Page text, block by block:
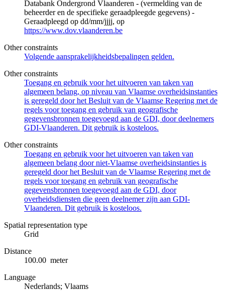
Databank Ondergrond Vlaanderen - (vermelding van de
beheerder en de specifieke geraadpleegde gegevens) -
Geraadpleegd op dd/mm/jjjj, op
https://www.dov.vlaanderen.be
Other constraints
Volgende aansprakelijkheidsbepalingen gelden.
Other constraints
Toegang en gebruik voor het uitvoeren van taken van
algemeen belang, op niveau van Vlaamse overheidsinstanties
is geregeld door het Besluit van de Vlaamse Regering met de
regels voor toegang en gebruik van geografische
gegevensbronnen toegevoegd aan de GDI, door deelnemers
GDI-Vlaanderen. Dit gebruik is kosteloos.
Other constraints
Toegang en gebruik voor het uitvoeren van taken van
algemeen belang door niet-Vlaamse overheidsinstanties is
geregeld door het Besluit van de Vlaamse Regering met de
regels voor toegang en gebruik van geografische
gegevensbronnen toegevoegd aan de GDI, door
overheidsdiensten die geen deelnemer zijn aan GDI-
Vlaanderen. Dit gebruik is kosteloos.
Spatial representation type
Grid
Distance
100.00 meter
Language
Nederlands; Vlaams